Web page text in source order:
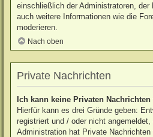
einschließlich der Administratoren, der
auch weitere Informationen wie die
moderieren.
Nach oben
Private Nachrichten
Ich kann keine Privaten
Hierfür kann es drei Gründe geben:
registriert und / oder nicht angemeldet,
Administration hat Private